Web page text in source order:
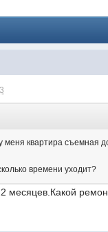
меня квартира съемная
времени уходит?
месяцев.Какой